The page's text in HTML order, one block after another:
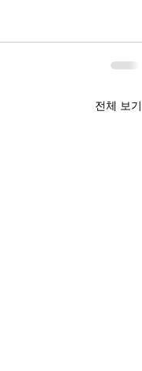
전체 보기